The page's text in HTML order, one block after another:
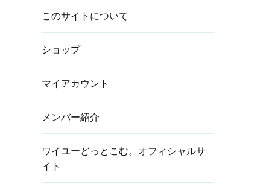
このサイトについて
ショップ
マイアカウント
メンバー紹介
ワイユーどっとこむ。オフィシャルサ
イト